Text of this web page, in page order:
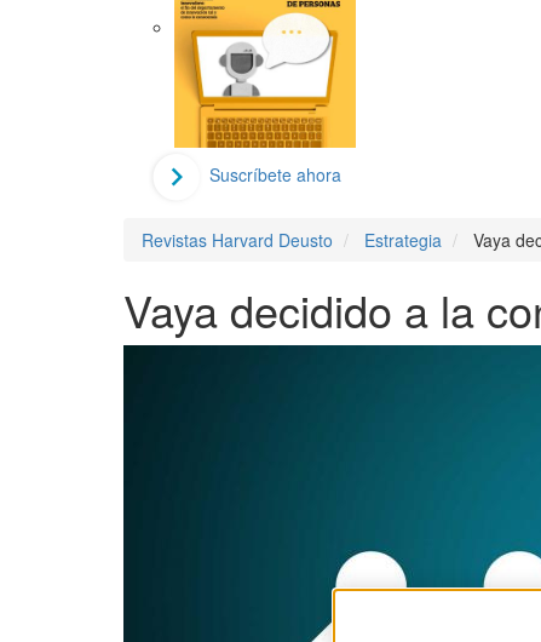
Suscríbete ahora
Revistas Harvard Deusto Estrategia Vaya
Vaya decidido a la